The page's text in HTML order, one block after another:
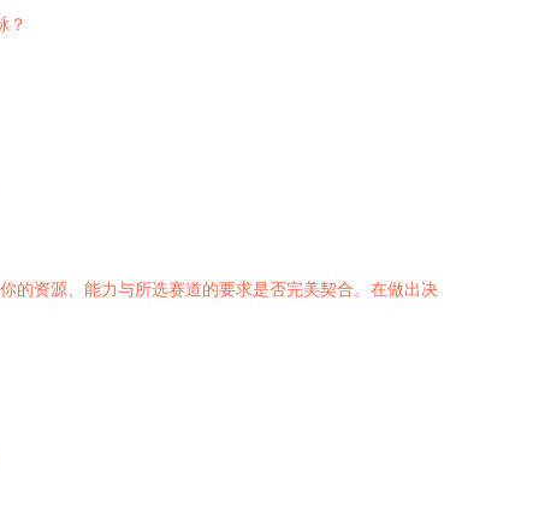
？
的资源、能力与所选赛道的要求是否完美契合。在做出决